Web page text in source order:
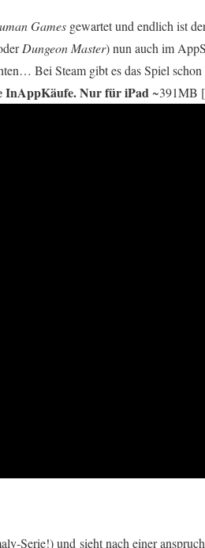
Games gewartet und endlich ist
Dungeon Master) nun auch im
Bei Steam gibt es das Spiel
InAppKäufe. Nur für iPad ~391MB
Serie!) und sieht nach einer